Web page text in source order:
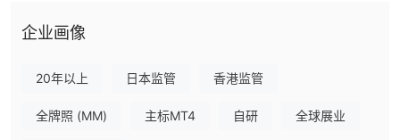
选项。与任何经纪人一样，在决定是否使用他们的服务之前仔细权衡
注意：这些优缺点是主观的，可能并不详尽。不同的用户可能有不同
企业画像
20年以上 日本监管 香港监管
全牌照 (MM) 主标MT4 自研 全球展业